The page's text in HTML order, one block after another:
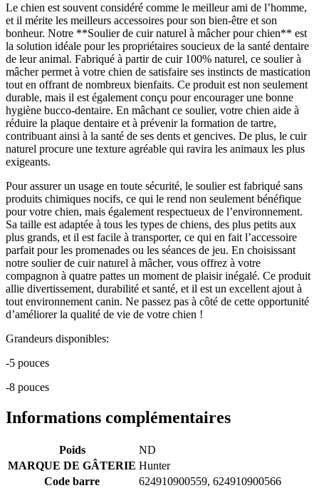
Le chien est souvent considéré comme le meilleur ami de l’homme,
et il mérite les meilleurs accessoires pour son bien-être et son
bonheur. Notre **Soulier de cuir naturel à mâcher pour chien** est
la solution idéale pour les propriétaires soucieux de la santé dentaire
de leur animal. Fabriqué à partir de cuir 100% naturel, ce soulier à
mâcher permet à votre chien de satisfaire ses instincts de mastication
tout en offrant de nombreux bienfaits. Ce produit est non seulement
durable, mais il est également conçu pour encourager une bonne
hygiène bucco-dentaire. En mâchant ce soulier, votre chien aide à
réduire la plaque dentaire et à prévenir la formation de tartre,
contribuant ainsi à la santé de ses dents et gencives. De plus, le cuir
naturel procure une texture agréable qui ravira les animaux les plus
exigeants.
Pour assurer un usage en toute sécurité, le soulier est fabriqué sans
produits chimiques nocifs, ce qui le rend non seulement bénéfique
pour votre chien, mais également respectueux de l’environnement.
Sa taille est adaptée à tous les types de chiens, des plus petits aux
plus grands, et il est facile à transporter, ce qui en fait l’accessoire
parfait pour les promenades ou les séances de jeu. En choisissant
notre soulier de cuir naturel à mâcher, vous offrez à votre
compagnon à quatre pattes un moment de plaisir inégalé. Ce produit
allie divertissement, durabilité et santé, et il est un excellent ajout à
tout environnement canin. Ne passez pas à côté de cette opportunité
d’améliorer la qualité de vie de votre chien !
Grandeurs disponibles:
-5 pouces
-8 pouces
Informations complémentaires
Poids
ND
MARQUE DE GÂTERIE Hunter
Code barre
624910900559, 624910900566